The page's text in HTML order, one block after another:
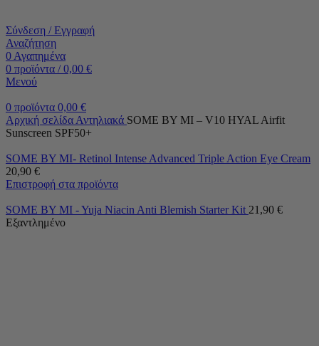
Σύνδεση / Εγγραφή
Αναζήτηση
0 Αγαπημένα
0 προϊόντα / 0,00 €
Μενού
0 προϊόντα 0,00 €
Αρχική σελίδα Αντηλιακά SOME BY MI – V10 HYAL Airfit
Sunscreen SPF50+
SOME BY MI- Retinol Intense Advanced Triple Action Eye Cream
20,90 €
Επιστροφή στα προϊόντα
SOME BY MI - Yuja Niacin Anti Blemish Starter Kit 21,90 €
Εξαντλημένο